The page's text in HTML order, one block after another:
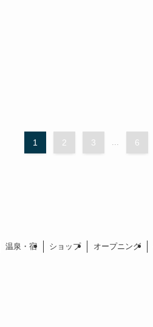
1 2 3 6
温泉・宿 ショップ オープニング